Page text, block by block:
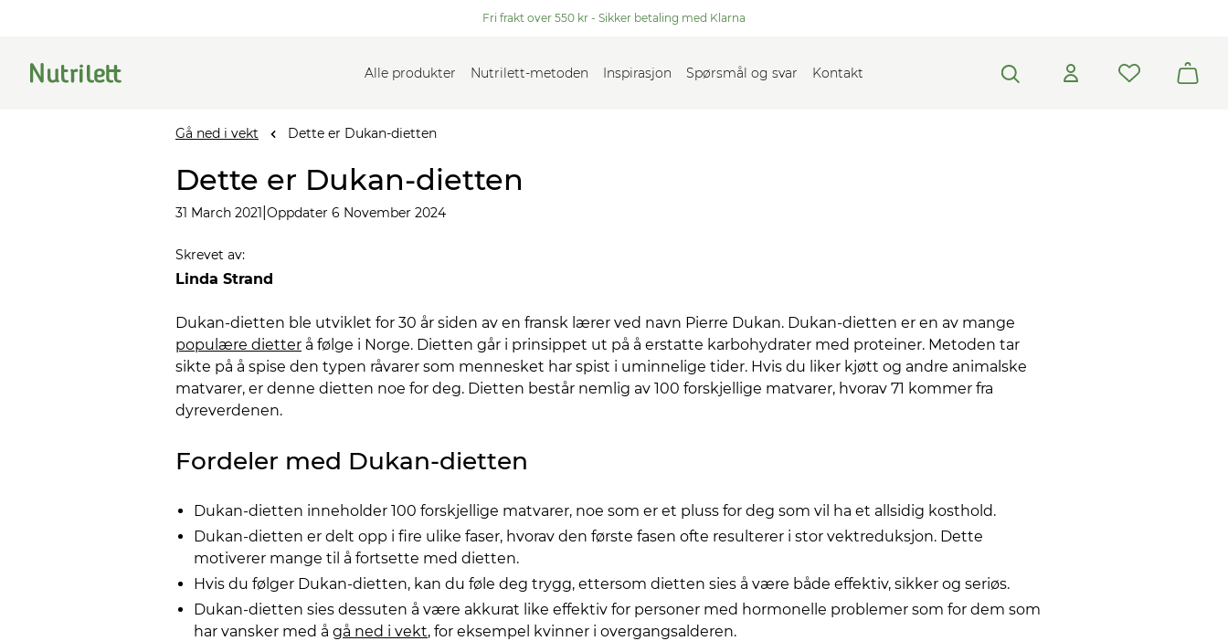
Fri frakt over 550 kr - Sikker betaling med Klarna
Alle produkter Nutrilett-metoden Inspirasjon Spørsmål og svar Kontakt
Gå ned i vekt Dette er Dukan-dietten
Dette er Dukan-dietten
31 March 2021 Oppdater 6 November 2024
Skrevet av:
Linda Strand
Dukan-dietten ble utviklet for 30 år siden av en fransk lærer ved navn Pierre Dukan. Dukan-dietten er en av mange
populære dietter å følge i Norge. Dietten går i prinsippet ut på å erstatte karbohydrater med proteiner. Metoden tar
sikte på å spise den typen råvarer som mennesket har spist i uminnelige tider. Hvis du liker kjøtt og andre animalske
matvarer, er denne dietten noe for deg. Dietten består nemlig av 100 forskjellige matvarer, hvorav 71 kommer fra
dyreverdenen.
Fordeler med Dukan-dietten
Dukan-dietten inneholder 100 forskjellige matvarer, noe som er et pluss for deg som vil ha et allsidig kosthold.
Dukan-dietten er delt opp i fire ulike faser, hvorav den første fasen ofte resulterer i stor vektreduksjon. Dette
motiverer mange til å fortsette med dietten.
Hvis du følger Dukan-dietten, kan du føle deg trygg, ettersom dietten sies å være både effektiv, sikker og seriøs.
Dukan-dietten sies dessuten å være akkurat like effektiv for personer med hormonelle problemer som for dem som
har vansker med å gå ned i vekt, for eksempel kvinner i overgangsalderen.